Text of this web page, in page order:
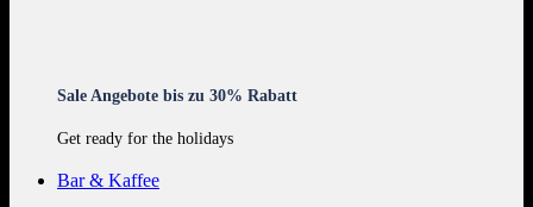
Sale Angebote bis zu 30% Rabatt
Get ready for the holidays
Bar & Kaffee